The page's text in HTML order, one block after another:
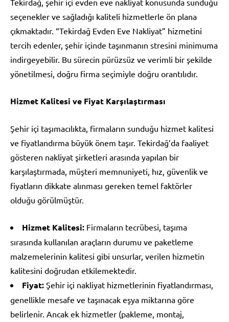
seçenekler ve sağladığı kaliteli hizmetlerle ön plana
çıkmaktadır. “Tekirdağ Evden Eve Nakliyat” hizmetini
tercih edenler, şehir içinde taşınmanın stresini minimuma
indirgeyebilir. Bu sürecin pürüzsüz ve verimli bir şekilde
yönetilmesi, doğru firma seçimiyle doğru orantılıdır.
Hizmet Kalitesi ve Fiyat Karşılaştırması
Şehir içi taşımacılıkta, firmaların sunduğu hizmet kalitesi
ve fiyatlandırma büyük önem taşır. Tekirdağ’da faaliyet
gösteren nakliyat şirketleri arasında yapılan bir
karşılaştırmada, müşteri memnuniyeti, hız, güvenlik ve
fiyatların dikkate alınması gereken temel faktörler
olduğu görülmüştür.
Hizmet Kalitesi: Firmaların tecrübesi, taşıma
sırasında kullanılan araçların durumu ve paketleme
malzemelerinin kalitesi gibi unsurlar, verilen hizmetin
kalitesini doğrudan etkilemektedir.
Fiyat: Şehir içi nakliyat hizmetlerinin fiyatlandırması,
genellikle mesafe ve taşınacak eşya miktarına göre
belirlenir. Ancak ek hizmetler (pakleme, montaj,